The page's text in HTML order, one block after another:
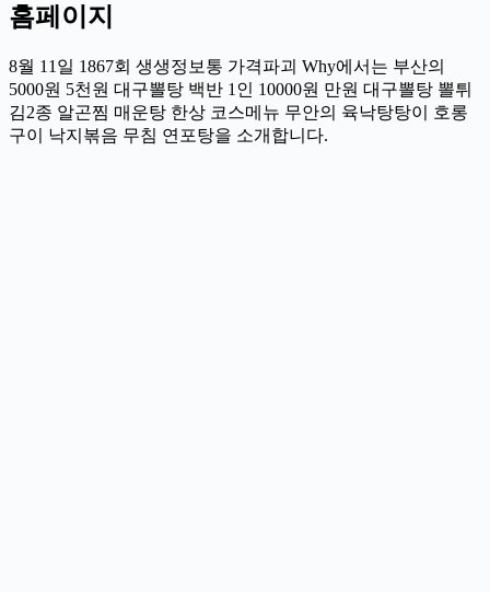
홈페이지
8월 11일 1867회 생생정보통 가격파괴 Why에서는 부산의
5000원 5천원 대구뽈탕 백반 1인 10000원 만원 대구뽈탕 뽈튀
김2종 알곤찜 매운탕 한상 코스메뉴 무안의 육낙탕탕이 호롱
구이 낙지볶음 무침 연포탕을 소개합니다.